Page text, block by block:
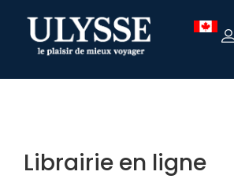
TEST
Librairie en ligne